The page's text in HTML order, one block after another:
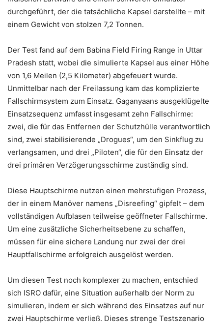
durchgeführt, der die tatsächliche Kapsel darstellte – mit
einem Gewicht von stolzen 7,2 Tonnen.
Der Test fand auf dem Babina Field Firing Range in Uttar
Pradesh statt, wobei die simulierte Kapsel aus einer Höhe
von 1,6 Meilen (2,5 Kilometer) abgefeuert wurde.
Unmittelbar nach der Freilassung kam das komplizierte
Fallschirmsystem zum Einsatz. Gaganyaans ausgeklügelte
Einsatzsequenz umfasst insgesamt zehn Fallschirme:
zwei, die für das Entfernen der Schutzhülle verantwortlich
sind, zwei stabilisierende „Drogues“, um den Sinkflug zu
verlangsamen, und drei „Piloten“, die für den Einsatz der
drei primären Verzögerungsschirme zuständig sind.
Diese Hauptschirme nutzen einen mehrstufigen Prozess,
der in einem Manöver namens „Disreefing“ gipfelt – dem
vollständigen Aufblasen teilweise geöffneter Fallschirme.
Um eine zusätzliche Sicherheitsebene zu schaffen,
müssen für eine sichere Landung nur zwei der drei
Hauptfallschirme erfolgreich ausgelöst werden.
Um diesen Test noch komplexer zu machen, entschied
sich ISRO dafür, eine Situation außerhalb der Norm zu
simulieren, indem er sich während des Einsatzes auf nur
zwei Hauptschirme verließ. Dieses strenge Testszenario